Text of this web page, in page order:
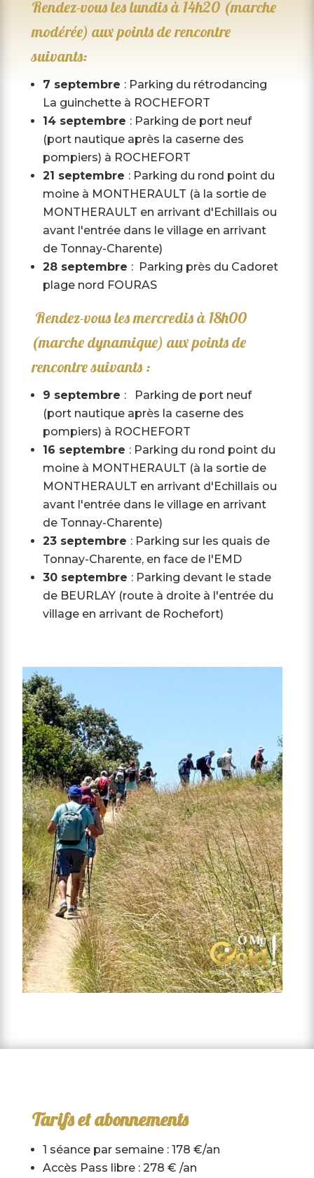
Rendez-vous les lundis à 14h20 (marche
modérée) aux points de rencontre
suivants:
7 septembre : Parking du rétrodancing
La guinchette à ROCHEFORT
14 septembre : Parking de port neuf
(port nautique après la caserne des
pompiers) à ROCHEFORT
21 septembre : Parking du rond point du
moine à MONTHERAULT (à la sortie de
MONTHERAULT en arrivant d'Echillais ou
avant l'entrée dans le village en arrivant
de Tonnay-Charente)
28 septembre : Parking près du Cadoret
plage nord FOURAS
Rendez-vous les mercredis à 18h00
(marche dynamique) aux points de
rencontre suivants :
9 septembre : Parking de port neuf
(port nautique après la caserne des
pompiers) à ROCHEFORT
16 septembre : Parking du rond point du
moine à MONTHERAULT (à la sortie de
MONTHERAULT en arrivant d'Echillais ou
avant l'entrée dans le village en arrivant
de Tonnay-Charente)
23 septembre : Parking sur les quais de
Tonnay-Charente, en face de l'EMD
30 septembre : Parking devant le stade
de BEURLAY (route à droite à l'entrée du
village en arrivant de Rochefort)
Tarifs et abonnements
1 séance par semaine : 178 €/an
Accès Pass libre : 278 € /an